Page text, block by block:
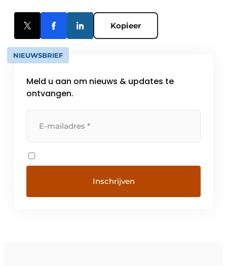
Kopieer
NIEUWSBRIEF
Meld u aan om nieuws & updates te
ontvangen.